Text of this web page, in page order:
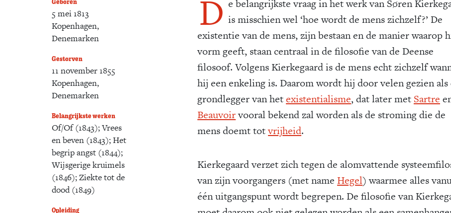
5 mei 1813
Kopenhagen,
Denemarken
Gestorven
11 november 1855
Kopenhagen,
Denemarken
Belangrijkste werken
Of/Of (1843); Vrees
en beven (1843); Het
begrip angst (1844);
Wijsgerige kruimels
(1846); Ziekte tot de
dood (1849)
Opleiding
D e belangrijkste vraag in het werk van Søren
is misschien wel ‘hoe wordt de mens zichzelf?’ De
existentie van de mens, zijn bestaan en de manier waarop
vorm geeft, staan centraal in de filosofie van de Deense
filosoof. Volgens Kierkegaard is de mens echt zichzelf
hij een enkeling is. Daarom wordt hij door velen gezien als
grondlegger van hetexistentialisme, dat later met Sartre
Beauvoirvooral bekend zal worden als de stroming die de
mens doemt totvrijheid.
Kierkegaard verzet zich tegen de alomvattende
van zijn voorgangers (met name Hegel) waarmee alles
één uitgangspunt wordt begrepen. De filosofie van